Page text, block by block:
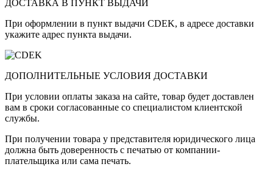
ДОСТАВКА В ПУНКТ ВЫДАЧИ
При оформлении в пункт выдачи CDEK, в адресе доставки
укажите адрес пункта выдачи.
ДОПОЛНИТЕЛЬНЫЕ УСЛОВИЯ ДОСТАВКИ
При условии оплаты заказа на сайте, товар будет доставлен
вам в сроки согласованные со специалистом клиентской
службы.
При получении товара у представителя юридического лица
должна быть доверенность с печатью от компании-
плательщика или сама печать.